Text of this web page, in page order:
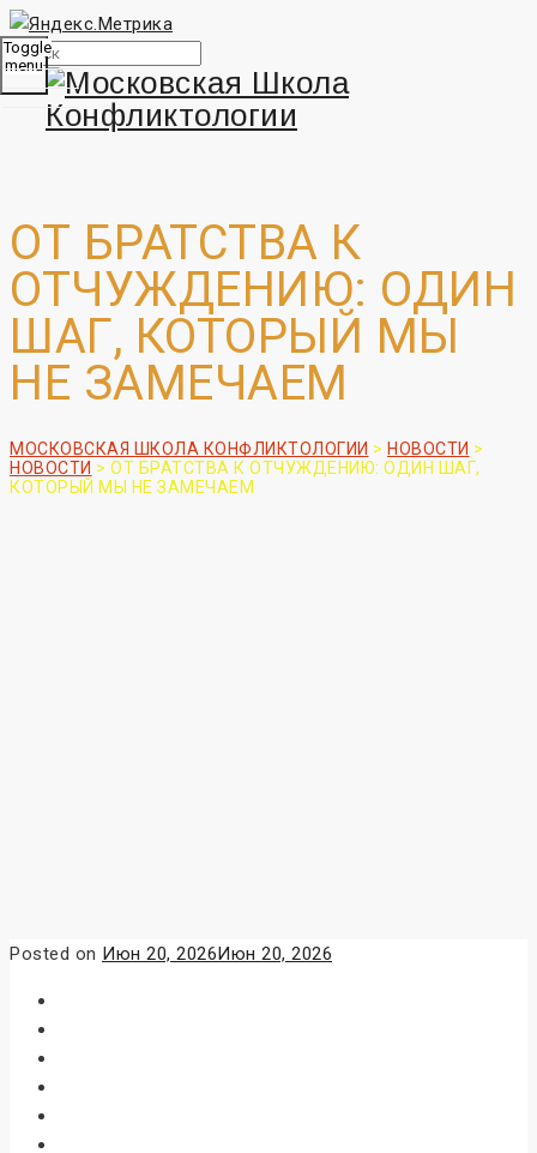
Toggle
menu
ОТ БРАТСТВА К
ОТЧУЖДЕНИЮ: ОДИН
ШАГ, КОТОРЫЙ МЫ
НЕ ЗАМЕЧАЕМ
МОСКОВСКАЯ ШКОЛА КОНФЛИКТОЛОГИИ > НОВОСТИ >
НОВОСТИ > ОТ БРАТСТВА К ОТЧУЖДЕНИЮ: ОДИН ШАГ,
КОТОРЫЙ МЫ НЕ ЗАМЕЧАЕМ
Posted on Июн 20, 2026Июн 20, 2026